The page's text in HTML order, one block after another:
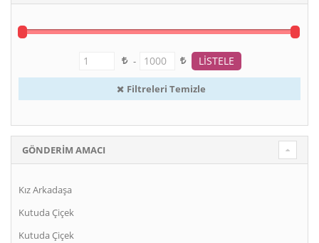
-
Filtreleri Temizle
GÖNDERIM AMACI
Kız Arkadaşa
Kutuda Çiçek
Kutuda Çiçek